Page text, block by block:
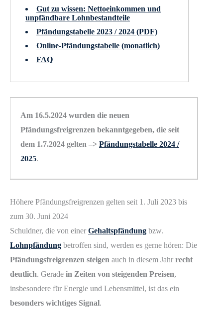
Gut zu wissen: Nettoeinkommen und
unpfändbare Lohnbestandteile
Pfändungstabelle 2023 / 2024 (PDF)
Online-Pfändungstabelle (monatlich)
FAQ
Am 16.5.2024 wurden die neuen
Pfändungsfreigrenzen bekanntgegeben, die seit
dem 1.7.2024 gelten –> Pfändungstabelle 2024 /
2025.
Höhere Pfändungsfreigrenzen gelten seit 1. Juli 2023 bis
zum 30. Juni 2024
Schuldner, die von einer Gehaltspfändung bzw.
Lohnpfändung betroffen sind, werden es gerne hören: Die
Pfändungsfreigrenzen steigen auch in diesem Jahr recht
deutlich. Gerade in Zeiten von steigenden Preisen,
insbesondere für Energie und Lebensmittel, ist das ein
besonders wichtiges Signal.